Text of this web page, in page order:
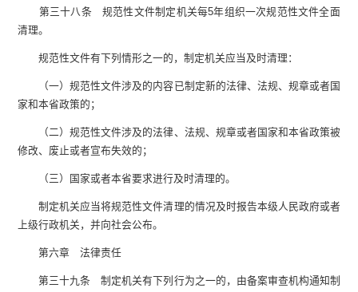
第三十八条 规范性文件制定机关每5年组织一次规范性文件全面
清理。
规范性文件有下列情形之一的，制定机关应当及时清理：
（一）规范性文件涉及的内容已制定新的法律、法规、规章或者国
家和本省政策的；
（二）规范性文件涉及的法律、法规、规章或者国家和本省政策被
修改、废止或者宣布失效的；
（三）国家或者本省要求进行及时清理的。
制定机关应当将规范性文件清理的情况及时报告本级人民政府或者
上级行政机关，并向社会公布。
第六章 法律责任
第三十九条 制定机关有下列行为之一的，由备案审查机构通知制